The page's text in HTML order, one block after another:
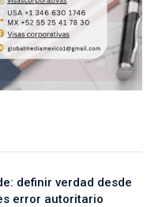
definir verdad desde
error autoritario